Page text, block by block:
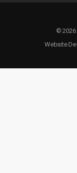
© 2026
Website